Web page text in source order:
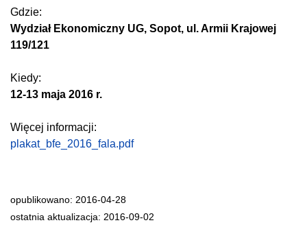
Gdzie:
Wydział Ekonomiczny UG, Sopot, ul. Armii Krajowej
119/121
Kiedy:
12-13 maja 2016 r.
Więcej informacji:
plakat_bfe_2016_fala.pdf
opublikowano: 2016-04-28
ostatnia aktualizacja: 2016-09-02